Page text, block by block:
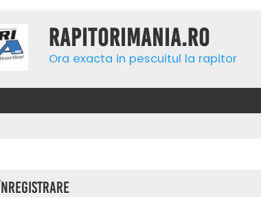
Rapitorimania.ro
Ora exacta in pescuitul la rapitor